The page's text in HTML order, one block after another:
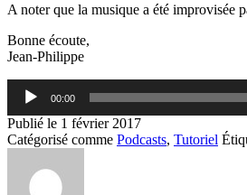
A noter que la musique a été improvisée
Bonne écoute,
Jean-Philippe
Lecteur
audio
00:00
Publié le 1 février 2017
Catégorisé comme Podcasts, Tutoriel